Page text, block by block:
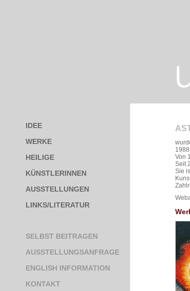
IDEE
WERKE
HEILIGE
KÜNSTLERINNEN
AUSSTELLUNGEN
LINKS/LITERATUR
SELBST BEITRAGEN
AUSSTELLUNGSANFRAGE
ENGLISH INFORMATION
KONTAKT
Von
Seit
Sie